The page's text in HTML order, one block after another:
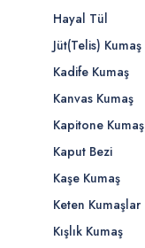
Hayal Tül
Jüt(Telis) Kumaş
Kadife Kumaş
Kanvas Kumaş
Kapitone Kumaş
Kaput Bezi
Kaşe Kumaş
Keten Kumaşlar
Kışlık Kumaş